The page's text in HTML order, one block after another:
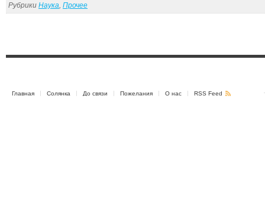
Рубрики Наука Прочее
Главная Солянка До связи Пожелания О нас RSS Feed